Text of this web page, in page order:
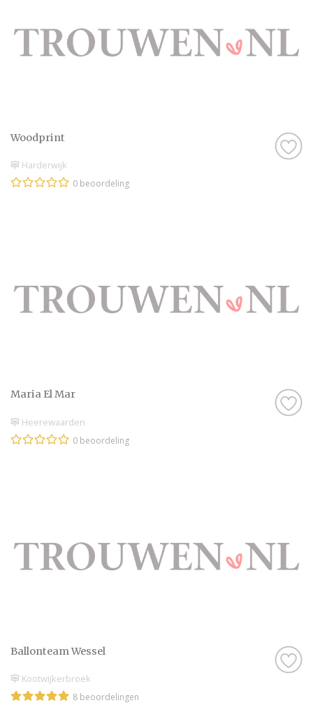
Woodprint
Harderwijk
0 beoordeling
Maria El Mar
Heerewaarden
0 beoordeling
Ballonteam Wessel
Kootwijkerbroek
8 beoordelingen